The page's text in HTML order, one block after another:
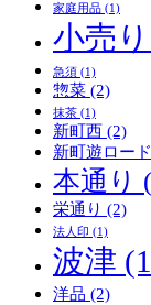
家庭用品 (1)
小売り
急須 (1)
惣菜 (2)
抹茶 (1)
新町西 (2)
新町遊ロード
本通り
栄通り (2)
法人印 (1)
波津
洋品 (2)